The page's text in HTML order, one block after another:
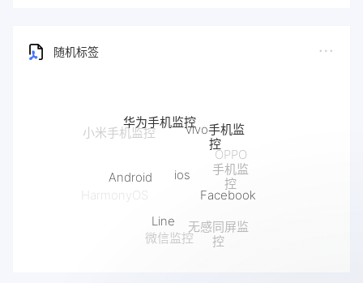
随机标签
华为手机监控
vivo手机监
控
OPPO
手机监
控
HarmonyOS
Android
Facebook
无感同屏监
控
微信监控
Line